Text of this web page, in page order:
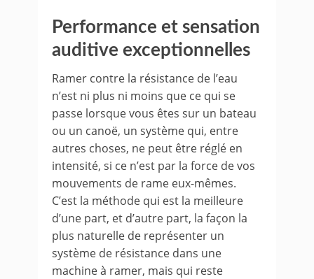
Performance et sensation
auditive exceptionnelles
Ramer contre la résistance de l’eau
n’est ni plus ni moins que ce qui se
passe lorsque vous êtes sur un bateau
ou un canoë, un système qui, entre
autres choses, ne peut être réglé en
intensité, si ce n’est par la force de vos
mouvements de rame eux-mêmes.
C’est la méthode qui est la meilleure
d’une part, et d’autre part, la façon la
plus naturelle de représenter un
système de résistance dans une
machine à ramer, mais qui reste